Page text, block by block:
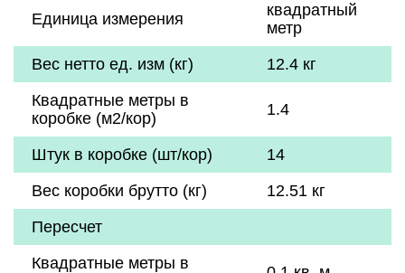
Единица измерения
квадратный
метр
Вес нетто ед. изм (кг)
12.4 кг
Квадратные метры в
коробке (м2/кор)
1.4
Штук в коробке (шт/кор)
14
Вес коробки брутто (кг)
12.51 кг
Пересчет
Квадратные метры в